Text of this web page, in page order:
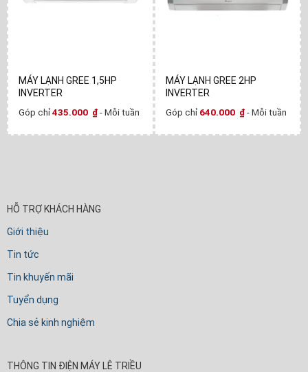
MÁY LẠNH GREE 1,5HP
INVERTER
Góp chỉ435.000 ₫- Mỗi tuần
MÁY LẠNH GREE 2HP
INVERTER
Góp chỉ 640.000 ₫- Mỗi tuần
HỖ TRỢ KHÁCH HÀNG
Giới thiệu
Tin tức
Tin khuyến mãi
Tuyển dụng
Chia sẻ kinh nghiệm
THÔNG TIN ĐIỆN MÁY LÊ TRIỀU